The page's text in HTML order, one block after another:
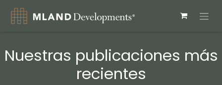
Nuestras publicaciones más
recientes